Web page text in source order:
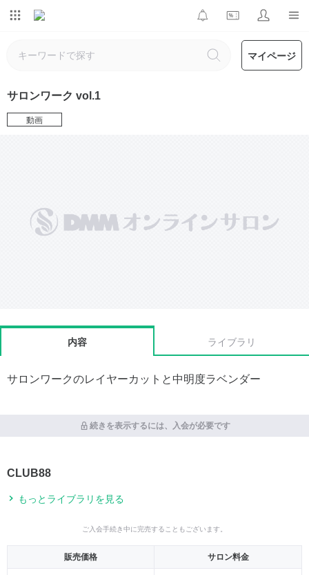
マイページ
サロンワーク vol.1
動画
内容 ライブラリ
サロンワークのレイヤーカットと中明度ラベンダー
続きを表示するには、入会が必要です
CLUB88
もっとライブラリを見る
ご入会手続き中に完売することもございます。
販売価格 サロン料金